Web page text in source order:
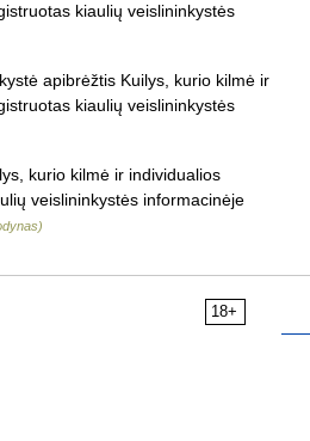
kiaulių veislininkystės
apibrėžtis Kuilys, kurio kilmė ir
kiaulių veislininkystės
kurio kilmė ir individualios
veislininkystės informacinėje
18+